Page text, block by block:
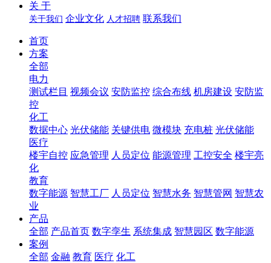
关 于
关于我们 企业文化 人才招聘 联系我们
首页
方案
全部
电力
测试栏目 视频会议 安防监控 综合布线 机房建设 安防监
控
化工
数据中心 光伏储能 关键供电 微模块 充电桩 光伏储能
医疗
楼宇自控 应急管理 人员定位 能源管理 工控安全 楼宇亮
化
教育
数字能源 智慧工厂 人员定位 智慧水务 智慧管网 智慧农
业
产品
全部 产品首页 数字孪生 系统集成 智慧园区 数字能源
案例
全部 金融 教育 医疗 化工